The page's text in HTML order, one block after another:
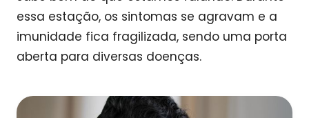
essa estação, os sintomas se agravam e a
imunidade fica fragilizada, sendo uma porta
aberta para diversas doenças.